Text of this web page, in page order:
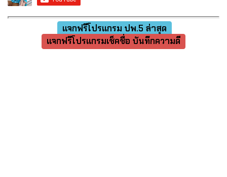
แจกฟรีโปรแกรม ปพ.5 ล่าสุด
แจกฟรีโปรแกรมเช็คชื่อ บันทึกความดี